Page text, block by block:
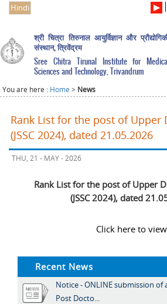
Hindi
श्री चित्रा तिरुनाल आयुर्विज्ञान और
संस्थान, त्रिवेंद्रम
Sree Chitra Tirunal Institute for
Sciences and Technology, Trivandrum
You are here : Home > News
Rank List for the post of Upper
(JSSC 2024), dated 21.05.2026
THU, 21 - MAY - 2026
Rank List for the post of Upper
(JSSC 2024), dated
Click here to view
Recent News
Notice - ONLINE submission
Post Docto...